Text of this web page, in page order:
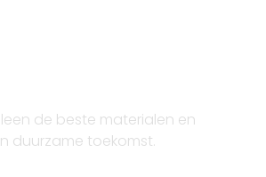
de beste materialen en
duurzame toekomst.